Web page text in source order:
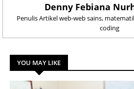
Denny Febiana
Penulis Artikel web-web sains,
coding
YOU MAY LIKE